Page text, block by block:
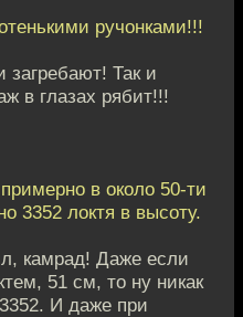
ручонками!!!
загребают! Так и
в глазах рябит!!!
в около 50-ти
3352 локтя в высоту.
камрад! Даже если
51 см, то ну никак
И даже при